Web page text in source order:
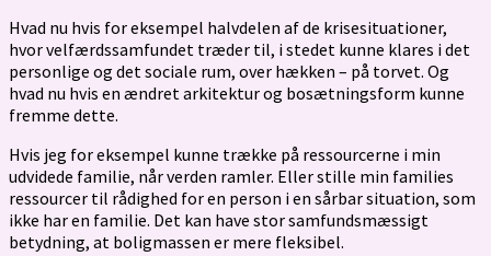
Hvad nu hvis for eksempel halvdelen af de krisesituationer,
hvor velfærdssamfundet træder til, i stedet kunne klares i det
personlige og det sociale rum, over hækken – på torvet. Og
hvad nu hvis en ændret arkitektur og bosætningsform kunne
fremme dette.
Hvis jeg for eksempel kunne trække på ressourcerne i min
udvidede familie, når verden ramler. Eller stille min families
ressourcer til rådighed for en person i en sårbar situation, som
ikke har en familie. Det kan have stor samfundsmæssigt
betydning, at boligmassen er mere fleksibel.